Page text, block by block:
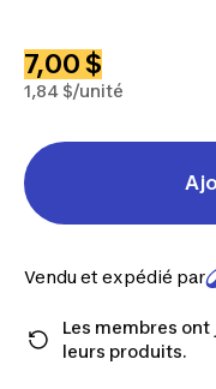
7,00 $
1,84 $/unité
Vendu et expédié par
Les membres
leurs produits.